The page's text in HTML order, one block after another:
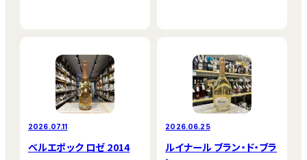
2026.07.11
ベルエポック ロゼ 2014
2026.06.25
ルイナール ブラン・ド・ブラ